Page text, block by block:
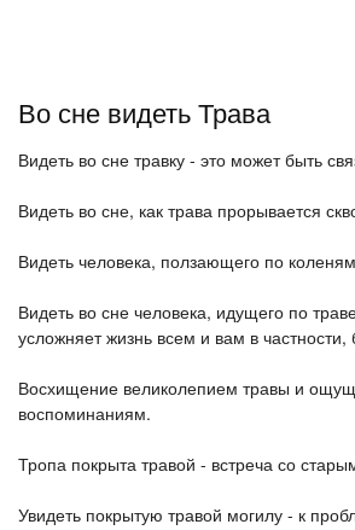
Во сне видеть Трава
Видеть во сне травку - это может быть
Видеть во сне, как трава прорывается
Видеть человека, ползающего по
Видеть во сне человека, идущего по
усложняет жизнь всем и вам в частности,
Восхищение великолепием травы и
воспоминаниям.
Тропа покрыта травой - встреча со
Увидеть покрытую травой могилу - к